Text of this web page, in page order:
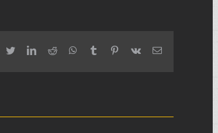
twitterlinkedinredditwhatsapptumblrpinterest
vk Email